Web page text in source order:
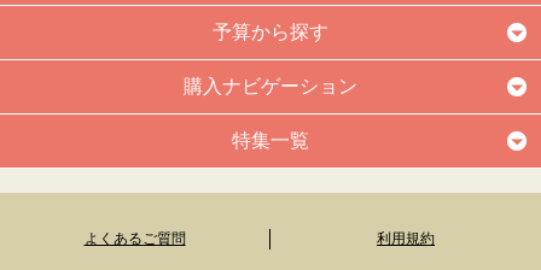
予算から探す
購入ナビゲーション
特集一覧
よくあるご質問 利用規約